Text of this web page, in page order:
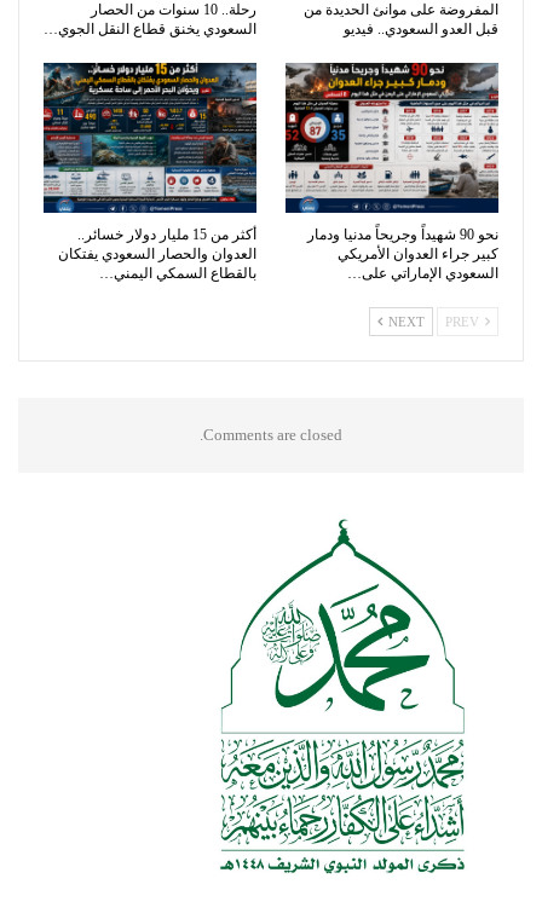
المفروضة على موانئ الحديدة من
قبل العدو السعودي.. فيديو
رحلة.. 10 سنوات من الحصار
السعودي يخنق قطاع النقل الجوي…
نحو 90 شهيداً وجريحاً مدنيا ودمار
كبير جراء العدوان الأمريكي
السعودي الإماراتي على…
أكثر من 15 مليار دولار خسائر..
العدوان والحصار السعودي يفتكان
بالقطاع السمكي اليمني…
NEXT
Comments are closed.